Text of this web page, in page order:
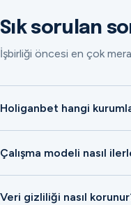
Sık sorulan
İşbirliği öncesi en çok
Holiganbet hangi
Çalışma modeli nasıl
Veri gizliliği nasıl